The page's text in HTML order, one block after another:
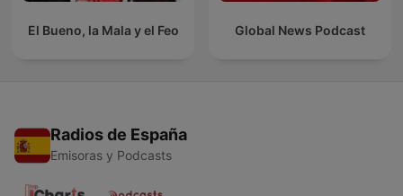
El Bueno, la Mala y el Feo Global News Podcast
Radios de España
Emisoras y Podcasts